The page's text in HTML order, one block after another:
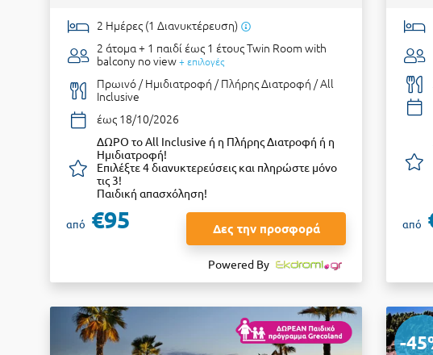
2 Ημέρες (1 Διανυκτέρευση)
2 άτομα + 1 παιδί έως 1 έτουςTwin Room with
balcony no view+ επιλογές
Πρωινό / Ημιδιατροφή / Πλήρης Διατροφή / All
Inclusive
έως 18/10/2026
ΔΩΡΟ το All Inclusive ή η Πλήρης Διατροφή ή η
Ημιδιατροφή!
Επιλέξτε 4 διανυκτερεύσεις και πληρώστε μόνο
τις 3!
Παιδική απασχόληση!
από €95 Δες την προσφορά
Powered By
από
-